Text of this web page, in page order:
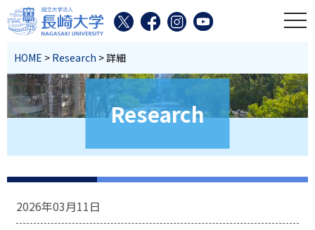
HOME > Research > 詳細
Research
2026年03月11日